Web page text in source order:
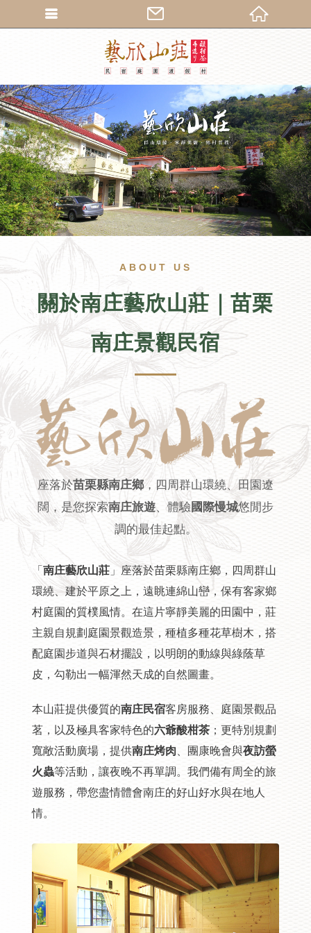
ABOUT US
關於南庄藝欣山莊｜苗栗
南庄景觀民宿
座落於苗栗縣南庄鄉，四周群山環繞、田園遼
闊，是您探索南庄旅遊、體驗 國際慢城悠閒步
調的最佳起點。
「 南庄藝欣山莊 」座落於苗栗縣南庄鄉，四周群山
環繞、建於平原之上，遠眺連綿山巒，保有客家鄉
村庭園的質樸風情。在這片寧靜美麗的田園中，莊
主親自規劃庭園景觀造景，種植多種花草樹木，搭
配庭園步道與石材擺設，以明朗的動線與綠蔭草
皮，勾勒出一幅渾然天成的自然圖畫。
本山莊提供優質的南庄民宿客房服務、庭園景觀品
茗，以及極具客家特色的六爺酸柑茶 ；更特別規劃
寬敞活動廣場，提供南庄烤肉 、團康晚會與夜訪螢
火蟲等活動，讓夜晚不再單調。我們備有周全的旅
遊服務，帶您盡情體會南庄的好山好水與在地人
情。
繁體中文